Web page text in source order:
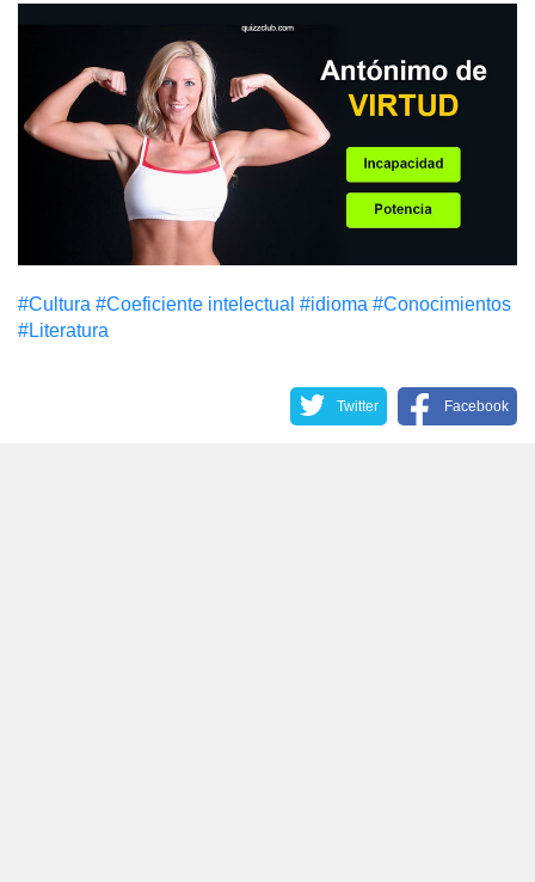
#Cultura #Coeficiente intelectual #idioma #Conocimientos
#Literatura
Twitter Facebook